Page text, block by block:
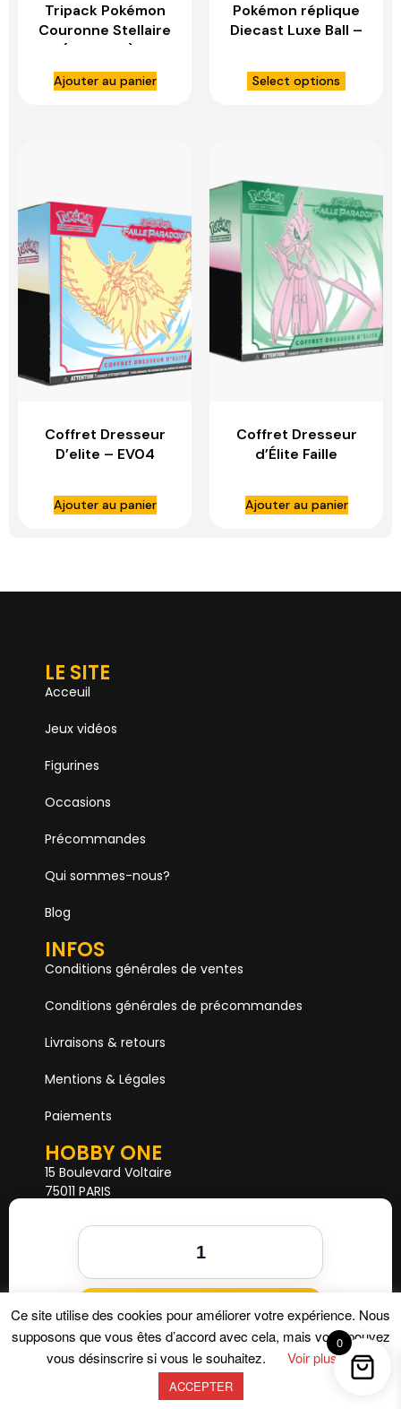
Ajouter au panier
Tripack Pokémon
Couronne Stellaire
(Français) –
ASMODEE
Ajouter au panier
Pokémon réplique
Diecast Luxe Ball –
Select options
Coffret Dresseur
D’elite – EV04
Rugit Lune
Ajouter au panier
Coffret Dresseur
d’Élite Faille
De-Fer – ETB EV04
Ajouter au panier
LE SITE
Acceuil
Jeux vidéos
Figurines
Occasions
Précommandes
Qui sommes-nous?
Blog
INFOS
Conditions générales de ventes
Conditions générales de précommandes
Livraisons & retours
Mentions & Légales
Paiements
HOBBY ONE
15 Boulevard Voltaire
75011 PARIS
Mail. hobby1shop@gmail.com
Tél. 01 402 11 402
NOUS SUIVRE
Hobby One © 2026 – Tous droits réservés
Ce site utilise des cookies pour améliorer votre expérience. Nous
supposons que vous êtes d’accord avec cela, mais vous pouvez
vous désinscrire si vous le souhaitez.
Voir plus
ACCEPTER
0